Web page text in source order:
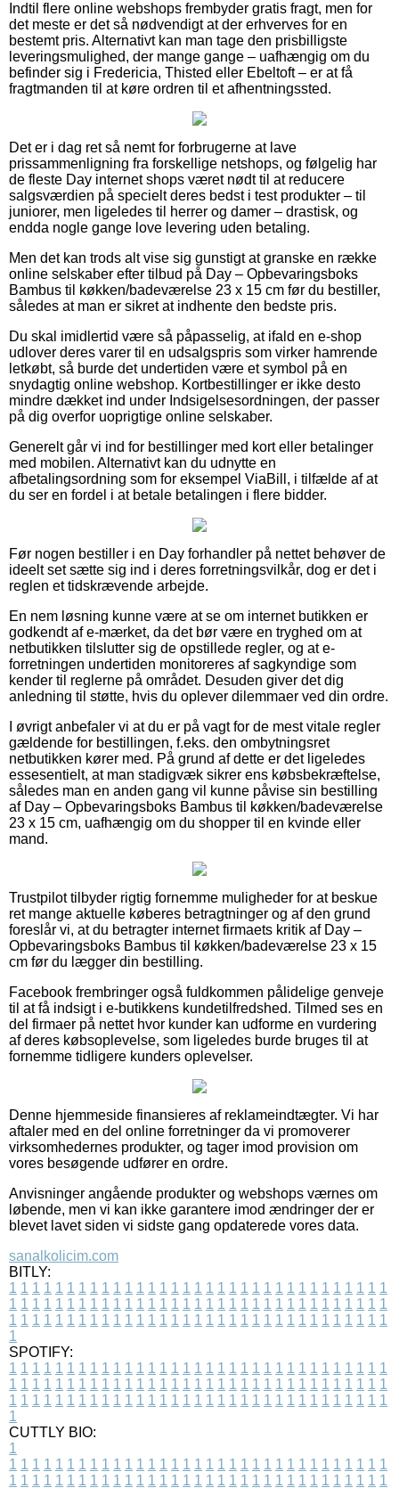
Indtil flere online webshops frembyder gratis fragt, men for
det meste er det så nødvendigt at der erhverves for en
bestemt pris. Alternativt kan man tage den prisbilligste
leveringsmulighed, der mange gange – uafhængig om du
befinder sig i Fredericia, Thisted eller Ebeltoft – er at få
fragtmanden til at køre ordren til et afhentningssted.
Det er i dag ret så nemt for forbrugerne at lave
prissammenligning fra forskellige netshops, og følgelig har
de fleste Day internet shops været nødt til at reducere
salgsværdien på specielt deres bedst i test produkter – til
juniorer, men ligeledes til herrer og damer – drastisk, og
endda nogle gange love levering uden betaling.
Men det kan trods alt vise sig gunstigt at granske en række
online selskaber efter tilbud på Day – Opbevaringsboks
Bambus til køkken/badeværelse 23 x 15 cm før du bestiller,
således at man er sikret at indhente den bedste pris.
Du skal imidlertid være så påpasselig, at ifald en e-shop
udlover deres varer til en udsalgspris som virker hamrende
letkøbt, så burde det undertiden være et symbol på en
snydagtig online webshop. Kortbestillinger er ikke desto
mindre dækket ind under Indsigelsesordningen, der passer
på dig overfor uoprigtige online selskaber.
Generelt går vi ind for bestillinger med kort eller betalinger
med mobilen. Alternativt kan du udnytte en
afbetalingsordning som for eksempel ViaBill, i tilfælde af at
du ser en fordel i at betale betalingen i flere bidder.
Før nogen bestiller i en Day forhandler på nettet behøver de
ideelt set sætte sig ind i deres forretningsvilkår, dog er det i
reglen et tidskrævende arbejde.
En nem løsning kunne være at se om internet butikken er
godkendt af e-mærket, da det bør være en tryghed om at
netbutikken tilslutter sig de opstillede regler, og at e-
forretningen undertiden monitoreres af sagkyndige som
kender til reglerne på området. Desuden giver det dig
anledning til støtte, hvis du oplever dilemmaer ved din ordre.
I øvrigt anbefaler vi at du er på vagt for de mest vitale regler
gældende for bestillingen, f.eks. den ombytningsret
netbutikken kører med. På grund af dette er det ligeledes
essesentielt, at man stadigvæk sikrer ens købsbekræftelse,
således man en anden gang vil kunne påvise sin bestilling
af Day – Opbevaringsboks Bambus til køkken/badeværelse
23 x 15 cm, uafhængig om du shopper til en kvinde eller
mand.
Trustpilot tilbyder rigtig fornemme muligheder for at beskue
ret mange aktuelle køberes betragtninger og af den grund
foreslår vi, at du betragter internet firmaets kritik af Day –
Opbevaringsboks Bambus til køkken/badeværelse 23 x 15
cm før du lægger din bestilling.
Facebook frembringer også fuldkommen pålidelige genveje
til at få indsigt i e-butikkens kundetilfredshed. Tilmed ses en
del firmaer på nettet hvor kunder kan udforme en vurdering
af deres købsoplevelse, som ligeledes burde bruges til at
fornemme tidligere kunders oplevelser.
Denne hjemmeside finansieres af reklameindtægter. Vi har
aftaler med en del online forretninger da vi promoverer
virksomhedernes produkter, og tager imod provision om
vores besøgende udfører en ordre.
Anvisninger angående produkter og webshops værnes om
løbende, men vi kan ikke garantere imod ændringer der er
blevet lavet siden vi sidste gang opdaterede vores data.
sanalkolicim.com
BITLY:
1 1 1 1 1 1 1 1 1 1 1 1 1 1 1 1 1 1 1 1 1 1 1 1 1 1 1 1 1 1 1 1 1
1 1 1 1 1 1 1 1 1 1 1 1 1 1 1 1 1 1 1 1 1 1 1 1 1 1 1 1 1 1 1 1 1
1 1 1 1 1 1 1 1 1 1 1 1 1 1 1 1 1 1 1 1 1 1 1 1 1 1 1 1 1 1 1 1 1
1
SPOTIFY:
1 1 1 1 1 1 1 1 1 1 1 1 1 1 1 1 1 1 1 1 1 1 1 1 1 1 1 1 1 1 1 1 1
1 1 1 1 1 1 1 1 1 1 1 1 1 1 1 1 1 1 1 1 1 1 1 1 1 1 1 1 1 1 1 1 1
1 1 1 1 1 1 1 1 1 1 1 1 1 1 1 1 1 1 1 1 1 1 1 1 1 1 1 1 1 1 1 1 1
1
CUTTLY BIO:
1
1 1 1 1 1 1 1 1 1 1 1 1 1 1 1 1 1 1 1 1 1 1 1 1 1 1 1 1 1 1 1 1 1
1 1 1 1 1 1 1 1 1 1 1 1 1 1 1 1 1 1 1 1 1 1 1 1 1 1 1 1 1 1 1 1 1